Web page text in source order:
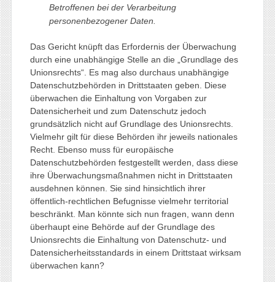
Betroffenen bei der Verarbeitung
personenbezogener Daten.
Das Gericht knüpft das Erfordernis der Überwachung
durch eine unabhängige Stelle an die „Grundlage des
Unionsrechts“. Es mag also durchaus unabhängige
Datenschutzbehörden in Drittstaaten geben. Diese
überwachen die Einhaltung von Vorgaben zur
Datensicherheit und zum Datenschutz jedoch
grundsätzlich nicht auf Grundlage des Unionsrechts.
Vielmehr gilt für diese Behörden ihr jeweils nationales
Recht. Ebenso muss für europäische
Datenschutzbehörden festgestellt werden, dass diese
ihre Überwachungsmaßnahmen nicht in Drittstaaten
ausdehnen können. Sie sind hinsichtlich ihrer
öffentlich-rechtlichen Befugnisse vielmehr territorial
beschränkt. Man könnte sich nun fragen, wann denn
überhaupt eine Behörde auf der Grundlage des
Unionsrechts die Einhaltung von Datenschutz- und
Datensicherheitsstandards in einem Drittstaat wirksam
überwachen kann?